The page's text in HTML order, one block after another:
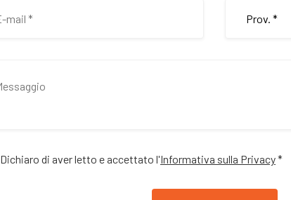
Dichiaro di aver letto e accettato l'Informativa sulla Privacy*